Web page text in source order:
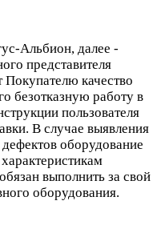
Альбион, далее -
представителя
Покупателю качество
безотказную работу в
пользователя
В случае выявления
оборудование
выполнить за свой
оборудования.